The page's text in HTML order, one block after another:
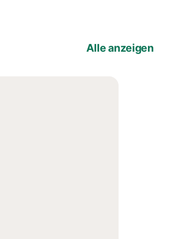
Alle anzeigen